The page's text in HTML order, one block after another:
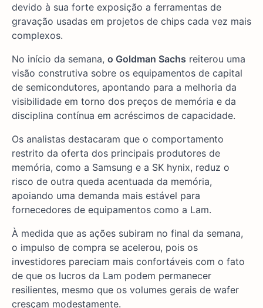
devido à sua forte exposição a ferramentas de
gravação usadas em projetos de chips cada vez mais
complexos.
No início da semana, o Goldman Sachs reiterou uma
visão construtiva sobre os equipamentos de capital
de semicondutores, apontando para a melhoria da
visibilidade em torno dos preços de memória e da
disciplina contínua em acréscimos de capacidade.
Os analistas destacaram que o comportamento
restrito da oferta dos principais produtores de
memória, como a Samsung e a SK hynix, reduz o
risco de outra queda acentuada da memória,
apoiando uma demanda mais estável para
fornecedores de equipamentos como a Lam.
À medida que as ações subiram no final da semana,
o impulso de compra se acelerou, pois os
investidores pareciam mais confortáveis com o fato
de que os lucros da Lam podem permanecer
resilientes, mesmo que os volumes gerais de wafer
cresçam modestamente.